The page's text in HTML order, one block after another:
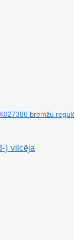
bremžu
) vilcēja